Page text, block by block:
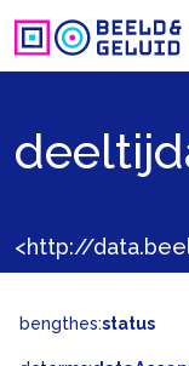
<http://
bengthes:status